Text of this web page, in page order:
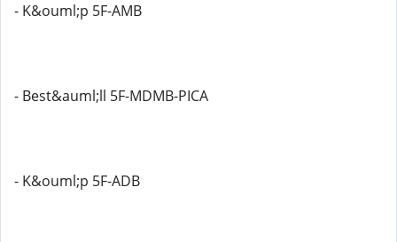
- K&ouml;p 5F-AMB
- Best&auml;ll 5F-MDMB-PICA
- K&ouml;p 5F-ADB